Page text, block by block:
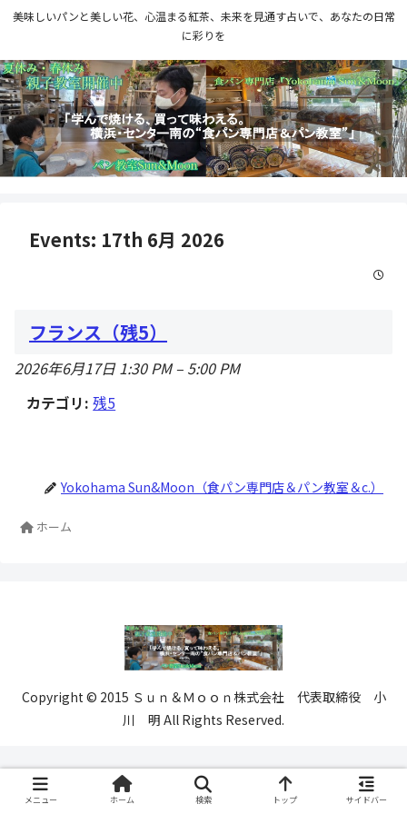
美味しいパンと美しい花、心温まる紅茶、未来を見通す占いで、あなたの日常
に彩りを
Events: 17th 6月 2026
フランス（残5）
2026年6月17日 1:30 PM– 5:00 PM
カテゴリ: 残5
Yokohama Sun&Moon（食パン専門店＆パン教室＆c.）
ホーム
Copyright © 2015 Ｓｕｎ＆Ｍｏｏｎ株式会社 代表取締役 小
川 明 All Rights Reserved.
メニュー ホーム 検索 トップ サイドバー